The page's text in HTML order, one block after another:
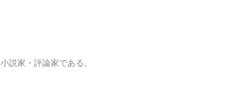
説家・評論家である。